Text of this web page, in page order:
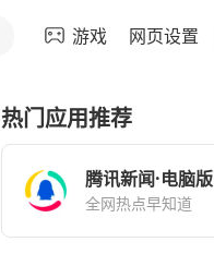
游戏 网页设置
热门应用推荐
腾讯新闻·电脑版
全网热点早知道